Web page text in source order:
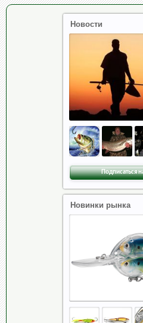
Новости
Подписаться
Новинки рынка